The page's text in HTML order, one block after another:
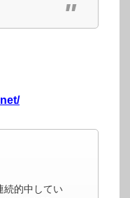
続的中してい